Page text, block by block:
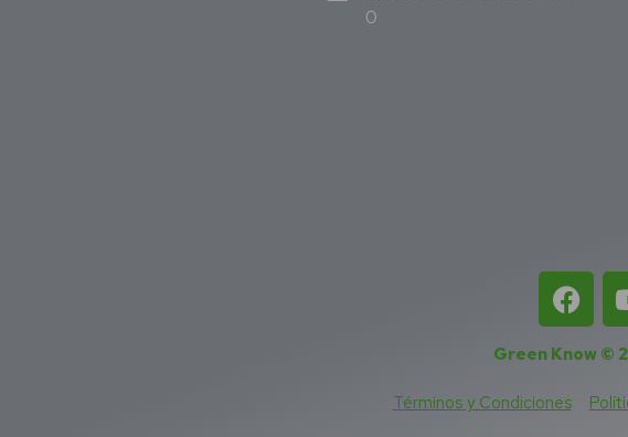
0
Green Know ©
Términos y Condiciones